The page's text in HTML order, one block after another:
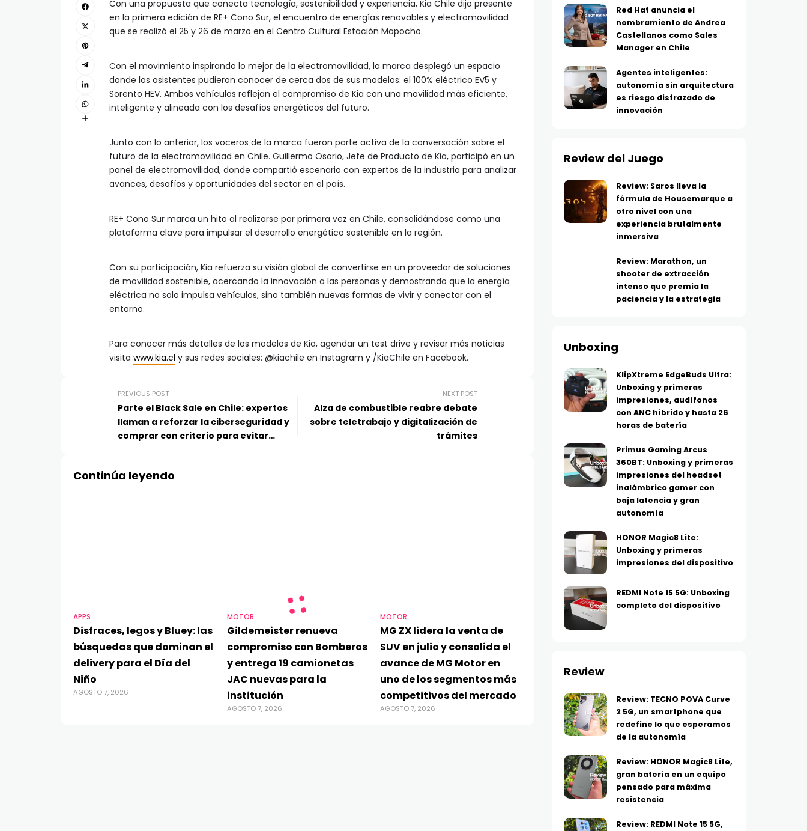
Con una propuesta que conecta tecnología, sostenibilidad y experiencia, Kia Chile dijo presente
en la primera edición de RE+ Cono Sur, el encuentro de energías renovables y electromovilidad
que se realizó el 25 y 26 de marzo en el Centro Cultural Estación Mapocho.
Con el movimiento inspirando lo mejor de la electromovilidad, la marca desplegó un espacio
donde los asistentes pudieron conocer de cerca dos de sus modelos: el 100% eléctrico EV5 y
Sorento HEV. Ambos vehículos reflejan el compromiso de Kia con una movilidad más eficiente,
inteligente y alineada con los desafíos energéticos del futuro.
Junto con lo anterior, los voceros de la marca fueron parte activa de la conversación sobre el
futuro de la electromovilidad en Chile. Guillermo Osorio, Jefe de Producto de Kia, participó en un
panel de electromovilidad, donde compartió escenario con expertos de la industria para analizar
avances, desafíos y oportunidades del sector en el país.
RE+ Cono Sur marca un hito al realizarse por primera vez en Chile, consolidándose como una
plataforma clave para impulsar el desarrollo energético sostenible en la región.
Con su participación, Kia refuerza su visión global de convertirse en un proveedor de soluciones
de movilidad sostenible, acercando la innovación a las personas y demostrando que la energía
eléctrica no solo impulsa vehículos, sino también nuevas formas de vivir y conectar con el
entorno.
Para conocer más detalles de los modelos de Kia, agendar un test drive y revisar más noticias
visita www.kia.cl y sus redes sociales: @kiachile en Instagram y /KiaChile en Facebook.
PREVIOUS POST
Parte el Black Sale en Chile: expertos
llaman a reforzar la ciberseguridad y
comprar con criterio para evitar
NEXT POST
Alza de combustible reabre debate
sobre teletrabajo y digitalización de
trámites
Continúa leyendo
APPS
Disfraces, legos y Bluey: las
búsquedas que dominan el
delivery para el Día del
Niño
AGOSTO 7, 2026
MOTOR
Gildemeister renueva
compromiso con Bomberos
y entrega 19 camionetas
JAC nuevas para la
institución
AGOSTO 7, 2026
MOTOR
MG ZX lidera la venta de
SUV en julio y consolida el
avance de MG Motor en
uno de los segmentos más
competitivos del mercado
AGOSTO 7, 2026
Red Hat anuncia el
nombramiento de Andrea
Castellanos como Sales
Manager en Chile
Agentes inteligentes:
autonomía sin arquitectura
es riesgo disfrazado de
innovación
Review del Juego
Review: Saros lleva la
fórmula de Housemarque a
otro nivel con una
experiencia brutalmente
inmersiva
Review: Marathon, un
shooter de extracción
intenso que premia la
paciencia y la estrategia
Unboxing
KlipXtreme EdgeBuds Ultra:
Unboxing y primeras
impresiones, audífonos
con ANC híbrido y hasta 26
horas de batería
Primus Gaming Arcus
360BT: Unboxing y primeras
impresiones del headset
inalámbrico gamer con
baja latencia y gran
autonomía
HONOR Magic8 Lite:
Unboxing y primeras
impresiones del dispositivo
REDMI Note 15 5G: Unboxing
completo del dispositivo
Review
Review: TECNO POVA Curve
2 5G, un smartphone que
redefine lo que esperamos
de la autonomía
Review: HONOR Magic8 Lite,
gran batería en un equipo
pensado para máxima
resistencia
Review: REDMI Note 15 5G,